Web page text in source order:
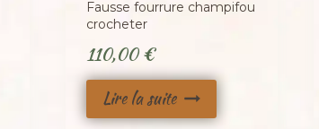
Fausse fourrure champifou
crocheter
110,00€
Lire la suite